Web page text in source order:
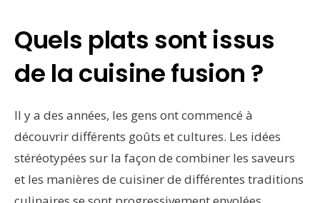
Quels plats sont issus
de la cuisine fusion ?
Il y a des années, les gens ont commencé à
découvrir différents goûts et cultures. Les idées
stéréotypées sur la façon de combiner les saveurs
et les manières de cuisiner de différentes traditions